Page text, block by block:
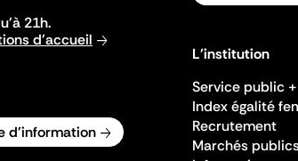
21h.
d'accueil
d'information
L'institution
Service public +
Index égalité
Recrutement
Marchés